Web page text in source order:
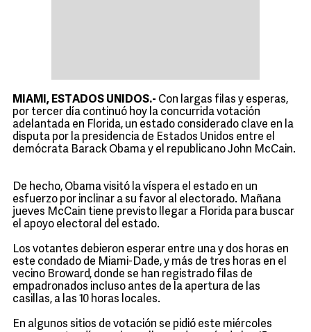
MIAMI, ESTADOS UNIDOS.- Con largas filas y esperas,
por tercer día continuó hoy la concurrida votación
adelantada en Florida, un estado considerado clave en la
disputa por la presidencia de Estados Unidos entre el
demócrata Barack Obama y el republicano John McCain.
De hecho, Obama visitó la víspera el estado en un
esfuerzo por inclinar a su favor al electorado. Mañana
jueves McCain tiene previsto llegar a Florida para buscar
el apoyo electoral del estado.
Los votantes debieron esperar entre una y dos horas en
este condado de Miami-Dade, y más de tres horas en el
vecino Broward, donde se han registrado filas de
empadronados incluso antes de la apertura de las
casillas, a las 10 horas locales.
En algunos sitios de votación se pidió este miércoles